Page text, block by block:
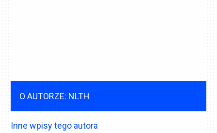
O AUTORZE: NLTH
Inne wpisy tego autora